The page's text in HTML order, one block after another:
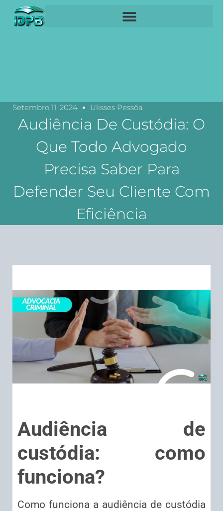
Setembro 11, 2024 Ulisses Pessôa
Audiência De Custódia: O
Que Todo Advogado
Precisa Saber Para
Defender Seu Cliente Com
Eficiência
Audiência de
custódia: como
funciona?
Como funciona a audiência de custódia